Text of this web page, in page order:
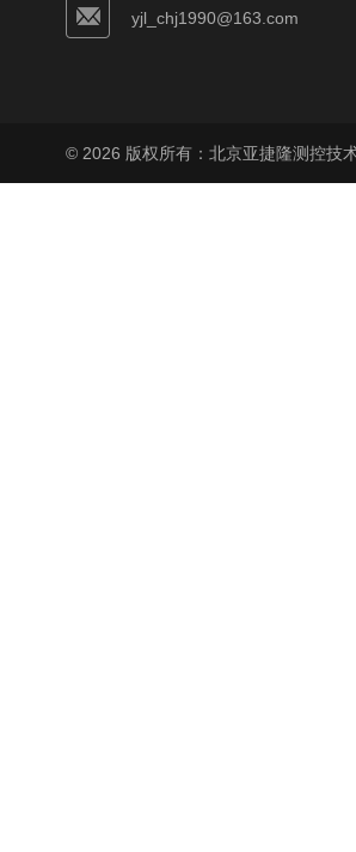
yjl_chj1990@163.com
© 2026 版权所有：北京亚捷隆测控